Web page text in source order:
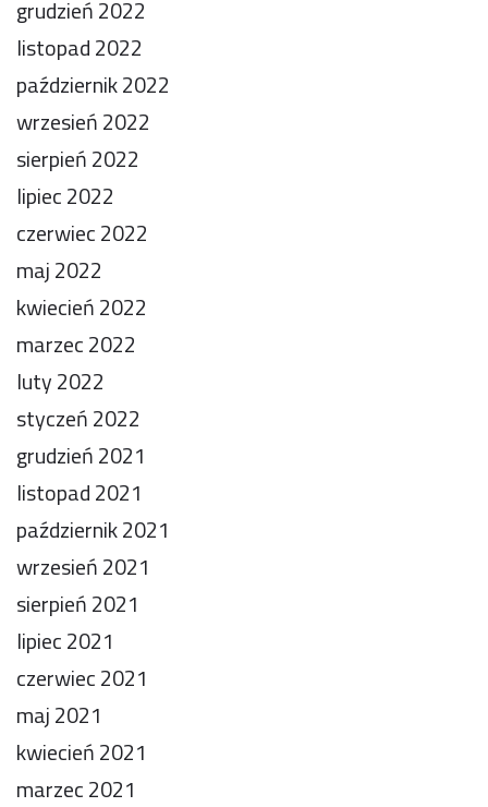
grudzień 2022
listopad 2022
październik 2022
wrzesień 2022
sierpień 2022
lipiec 2022
czerwiec 2022
maj 2022
kwiecień 2022
marzec 2022
luty 2022
styczeń 2022
grudzień 2021
listopad 2021
październik 2021
wrzesień 2021
sierpień 2021
lipiec 2021
czerwiec 2021
maj 2021
kwiecień 2021
marzec 2021